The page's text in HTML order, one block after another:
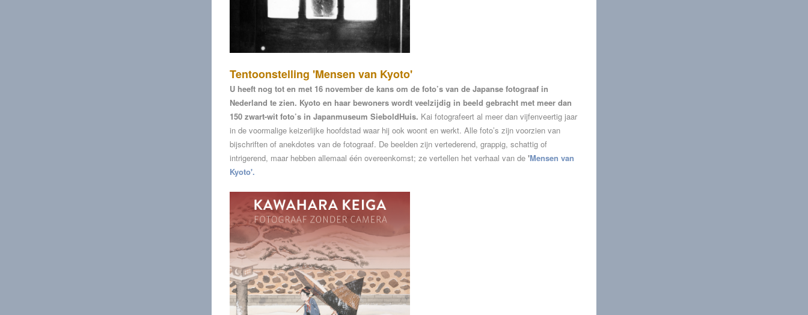
Tentoonstelling 'Mensen van Kyoto'
U heeft nog tot en met 16 november de kans om de foto’s van de Japanse fotograaf in
Nederland te zien. Kyoto en haar bewoners wordt veelzijdig in beeld gebracht met meer dan
150 zwart-wit foto’s in Japanmuseum SieboldHuis. Kai fotografeert al meer dan vijfenveertig jaar
in de voormalige keizerlijke hoofdstad waar hij ook woont en werkt. Alle foto’s zijn voorzien van
bijschriften of anekdotes van de fotograaf. De beelden zijn vertederend, grappig, schattig of
intrigerend, maar hebben allemaal één overeenkomst; ze vertellen het verhaal van de 'Mensen van
Kyoto'.